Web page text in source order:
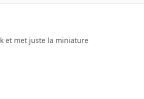
et met juste la miniature